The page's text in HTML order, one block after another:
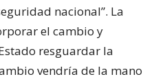
nacional”. La
el cambio y
resguardar la
vendría de la mano